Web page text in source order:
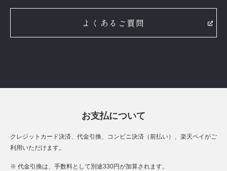
よくあるご質問
お支払について
クレジットカード決済、代金引換、コンビニ決済（前払い）、楽天ペイがご
利用いただけます。
※ 代金引換は、手数料として別途330円が加算されます。